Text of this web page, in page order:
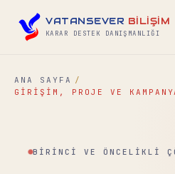
VATANSEVER BİLİŞİM
KARAR DESTEK DANIŞMANLIĞI
ANA SAYFA
GIRIŞIM, PROJE VE
BIRINCI VE ÖNCELIKLI